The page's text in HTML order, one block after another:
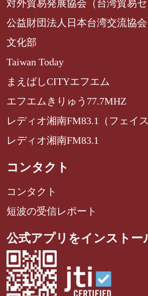
対外貿易発展協会（台湾貿易セ
公益財団法人日本台湾交流協会
文化部
Taiwan Today
まえばしCITYエフエム
エフエムきりゅう77.7MHZ
レディオ湘南FM83.1（フェイ
レディオ湘南FM83.1
コンタクト
コンタクト
短波の受信レポート
公式アプリをインストー